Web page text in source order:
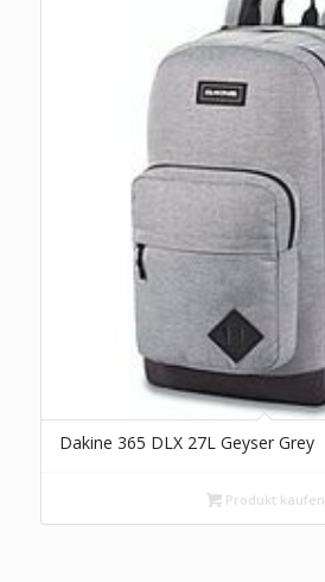
Dakine 365 DLX 27L Geyser Grey
Produkt kaufen